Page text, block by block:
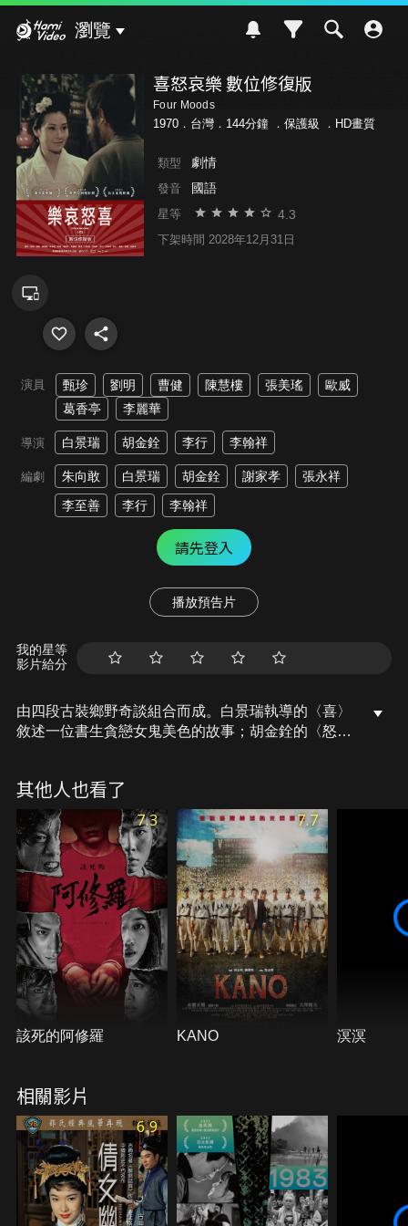
瀏覽
喜怒哀樂 數位修復版
Four Moods
1970．台灣．144分鐘 ． 保護級 ．HD畫質
類型 劇情
發音 國語
星等 4.3
下架時間 2028年12月31日
演員 甄珍 劉明 曹健 陳慧樓 張美瑤
歐威
葛香亭
李麗華
導演 白景瑞 胡金銓 李行 李翰祥
編劇 朱向敢 白景瑞 胡金銓 謝家孝
張永祥
李至善
李行 李翰祥
請先登入
播放預告片
我的星等
影片給分
由四段古裝鄉野奇談組合而成。白景瑞執導的〈喜〉
敘述一位書生貪戀女鬼美色的故事；胡金銓的〈怒〉
的悲傷故事；〈樂〉則是李翰祥取自《聊齋》一位老
人和一位水鬼間的友誼，以及「為善最樂」的精神。
其他人也看了
7.3
該死的阿修羅
7.7
KANO 溟溟
相關影片
6.9